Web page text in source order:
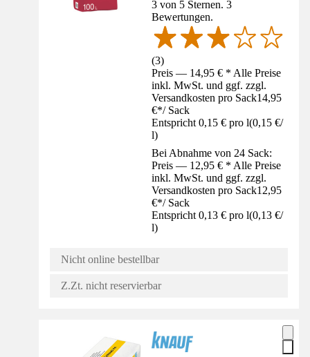
3 von 5 Sternen. 3
Bewertungen.
(3)
Preis — 14,95 € * Alle Preise
inkl. MwSt. und ggf. zzgl.
Versandkosten pro Sack14,95
€*/ Sack
Entspricht 0,15 € pro l(0,15 €/
l)
Bei Abnahme von 24 Sack:
Preis — 12,95 € * Alle Preise
inkl. MwSt. und ggf. zzgl.
Versandkosten pro Sack12,95
€*/ Sack
Entspricht 0,13 € pro l(0,13 €/
l)
Nicht online bestellbar
Z.Zt. nicht reservierbar